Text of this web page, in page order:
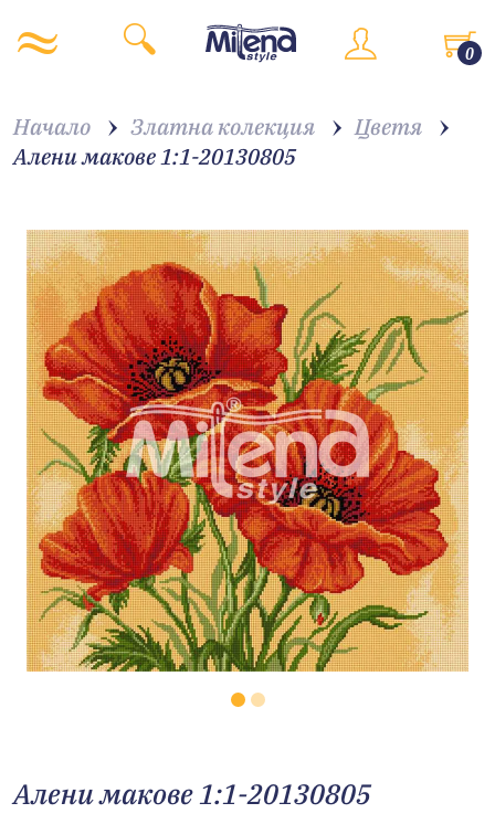
0
Начало Златна колекция
Цветя
Алени макове 1:1-20130805
Алени макове 1:1-20130805